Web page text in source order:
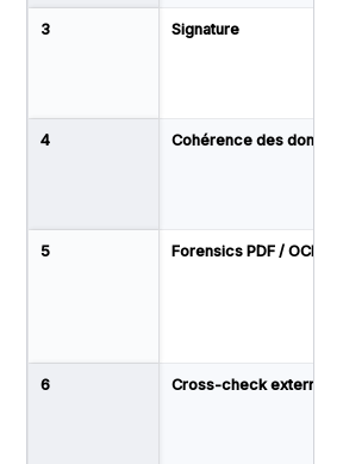
3 Signature
4 Cohérence des données
5 Forensics PDF / OCR
6 Cross-check externe